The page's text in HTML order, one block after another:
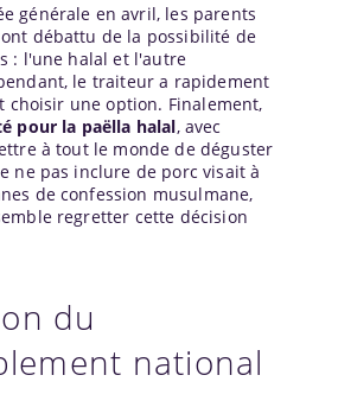
générale en avril, les parents
débattu de la possibilité de
: l'une halal et l'autre
le traiteur a rapidement
choisir une option. Finalement,
pour la paëlla halal, avec
à tout le monde de déguster
ne pas inclure de porc visait à
de confession musulmane,
regretter cette décision
du
national